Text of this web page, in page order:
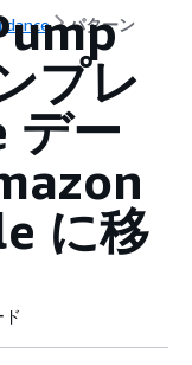
パターン
プレ
デー
に移